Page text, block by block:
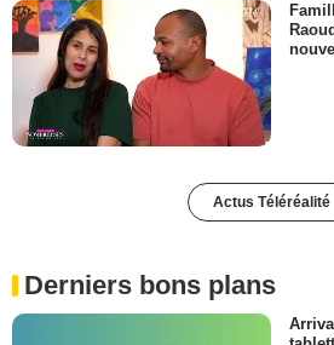
Actus Téléréalité
Derniers bons plans